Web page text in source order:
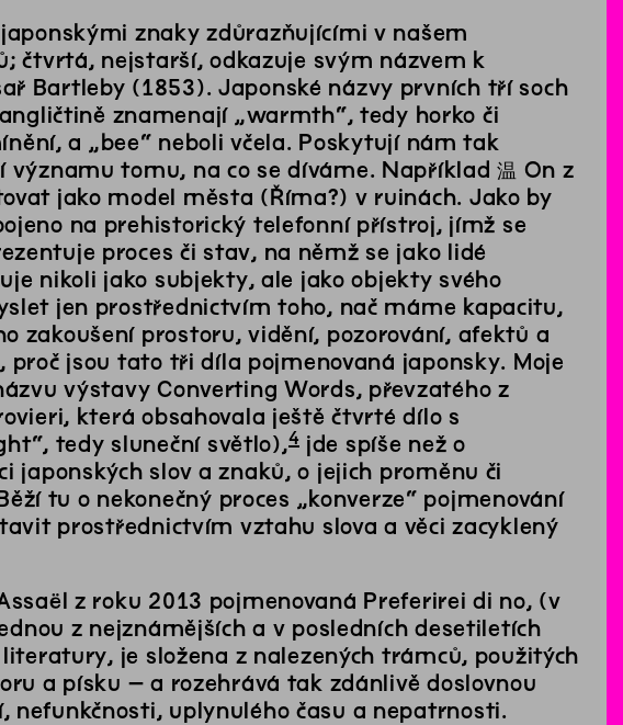
znaky zdůrazňujícími v našem
čtvrtá, nejstarší, odkazuje svým názvem k
Bartleby (1853). Japonské názvy prvních tří soch
angličtině znamenají „warmth“, tedy horko či
a „bee“ neboli včela. Poskytují nám tak
tomu, na co se díváme. Například 温 On z
jako model města (Říma?) v ruinách. Jako by
na prehistorický telefonní přístroj, jímž se
proces či stav, na němž se jako lidé
nikoli jako subjekty, ale jako objekty svého
jen prostřednictvím toho, nač máme kapacitu,
zakoušení prostoru, vidění, pozorování, afektů a
proč jsou tato tři díla pojmenovaná japonsky. Moje
výstavy Converting Words, převzatého z
která obsahovala ještě čtvrté dílo s
tedy sluneční světlo),4 jde spíše než o
japonských slov a znaků, o jejich proměnu či
tu o nekonečný proces „konverze“ pojmenování
prostřednictvím vztahu slova a věci zacyklený
z roku 2013 pojmenovaná Preferirei di no, (v
z nejznámějších a v posledních desetiletích
je složena z nalezených trámců, použitých
a písku – a rozehrává tak zdánlivě doslovnou
uplynulého času a nepatrnosti.